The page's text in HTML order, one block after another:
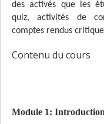
des activés que les
quiz, activités de
comptes rendus
Contenu du cours
Module 1: